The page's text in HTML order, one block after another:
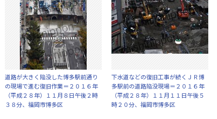
道路が大きく陥没した博多駅前通り
の現場で進む復旧作業＝２０１６年
（平成２８年）１１月８日午後２時
３８分、福岡市博多区
下水道などの復旧工事が続くＪＲ博
多駅前の道路陥没現場＝２０１６年
（平成２８年）１１月１１日午後５
時２０分、福岡市博多区